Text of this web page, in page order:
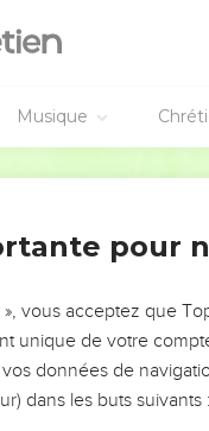
Musique
voit
pour
vous acceptez que
unique de votre
données de
dans les buts suivants :